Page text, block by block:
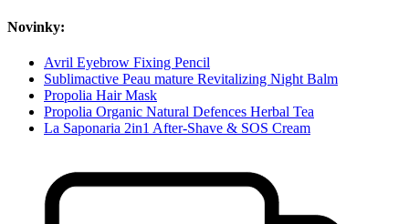
Novinky:
Avril Eyebrow Fixing Pencil
Sublimactive Peau mature Revitalizing Night Balm
Propolia Hair Mask
Propolia Organic Natural Defences Herbal Tea
La Saponaria 2in1 After-Shave & SOS Cream